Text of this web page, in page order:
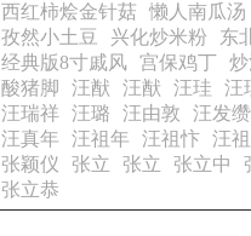
西红柿烩金针菇
懒人南瓜汤
孜然小土豆
兴化炒米粉
东
经典版8寸戚风 宫保鸡丁
酸猪脚
汪猷 汪猷 汪珪 汪
汪瑞祥 汪璐 汪由敦 汪发缵
汪真年
汪祖年 汪祖忭 汪
张颖仪
张立 张立 张立中
张立恭